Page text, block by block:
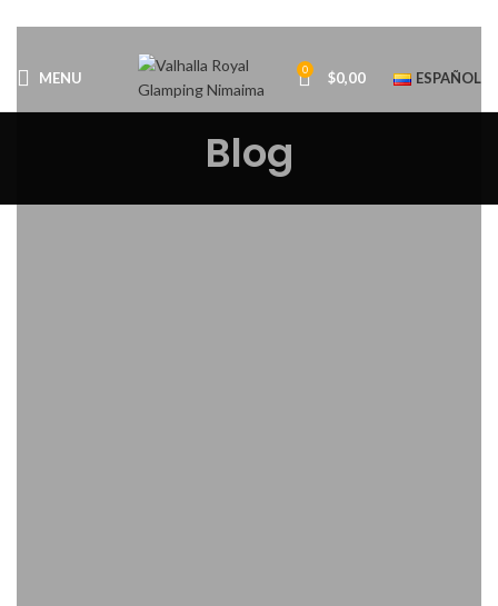
MENU 0 $0,00 ESPAÑOL
Blog